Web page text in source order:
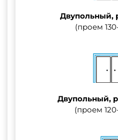
Двупольный,
(проем
Двупольный,
(проем